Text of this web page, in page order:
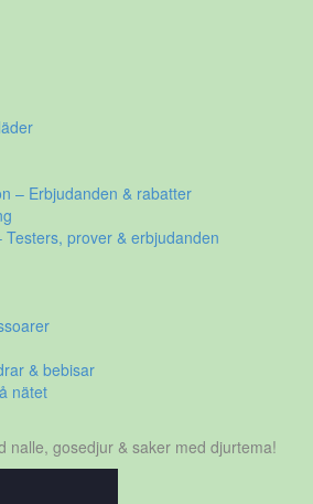
– Erbjudanden & rabatter
prover & erbjudanden
& bebisar
nätet
nalle, gosedjur & saker med djurtema!